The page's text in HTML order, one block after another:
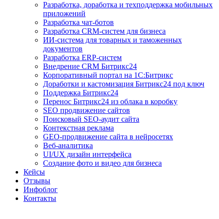
Разработка, доработка и техподдержка мобильных
приложений
Разработка чат-ботов
Разработка CRM-систем для бизнеса
ИИ-система для товарных и таможенных
документов
Разработка ERP-систем
Внедрение CRM Битрикс24
Корпоративный портал на 1С:Битрикс
Доработки и кастомизация Битрикс24 под ключ
Поддержка Битрикс24
Перенос Битрикс24 из облака в коробку
SEO продвижение сайтов
Поисковый SEO-аудит сайта
Контекстная реклама
GEO-продвижение сайта в нейросетях
Веб-аналитика
UI/UX дизайн интерфейса
Создание фото и видео для бизнеса
Кейсы
Отзывы
Инфоблог
Контакты